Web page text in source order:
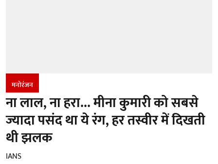
मनोरंजन
ना लाल, ना हरा... मीना कुमारी को सबसे
ज्यादा पसंद था ये रंग, हर तस्वीर में दिखती
थी झलक
IANS